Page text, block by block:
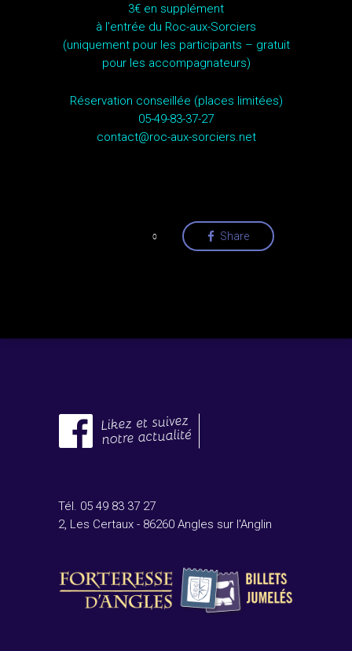
3€ en supplément
à l’entrée du Roc-aux-Sorciers
(uniquement pour les participants – gratuit
pour les accompagnateurs)
Réservation conseillée (places limitées)
05-49-83-37-27
contact@roc-aux-sorciers.net
0 Share
Tél. 05 49 83 37 27
2, Les Certaux - 86260 Angles sur l'Anglin